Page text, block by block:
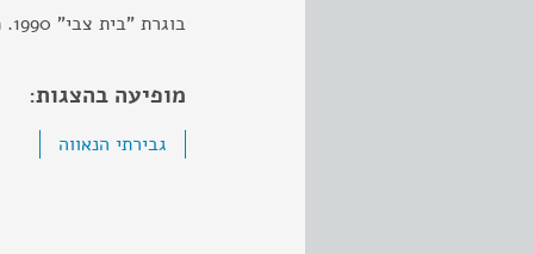
בוגרת "בית צבי" 1990. משחקת בתאטרונים השונים.
מופיעה בהצגות:
גבירתי הנאווה